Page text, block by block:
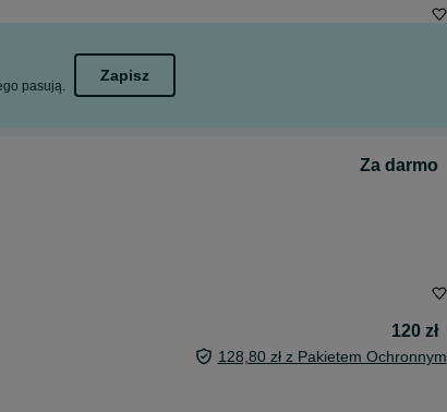
pasują.
Zapisz
Za darmo
120 zł
128,80 zł z Pakietem Ochronnym